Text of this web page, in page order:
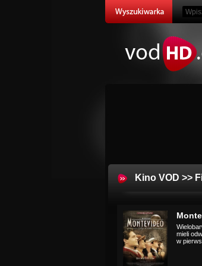
Kino VOD >>
mieli
w